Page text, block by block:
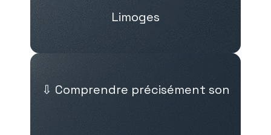
Limoges
⇩ Comprendre précisément son